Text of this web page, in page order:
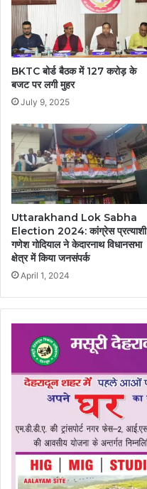
BKTC बोर्ड बैठक में 127 करोड़ के
बजट पर लगी मुहर
July 9, 2025
Uttarakhand Lok Sabha
Election 2024: कांग्रेस प्रत्याशी
गणेश गोदियाल ने केदारनाथ विधानसभा
क्षेत्र में किया जनसंपर्क
April 1, 2024